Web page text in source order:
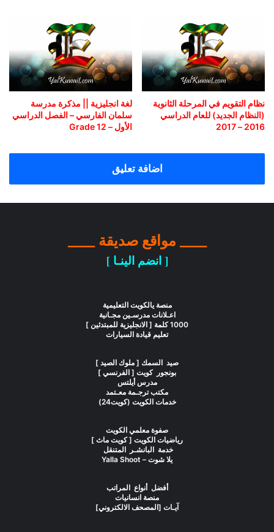
نظام التقويم في المرحلة الثانوية
(النظام الجديد) للعام الدراسي
2016 – 2017
لغة انجليزية || مذكرة مدرسة
سلمان الفارسي – الفصل الدراسي
الأول – Grade 12
اضافة تعليق
____ مواقع صديقة ____
[ انضم الينـا ]
منصة يالكويت التعليمية
اعـلانات مدرسـين مجـانية
1000 كلمة [ الانجليزية للمبتدئين ]
تعليم قيادة السيارات
صيد السمك [ ملوك الصيد ]
بونجور كويت [ الفرنسي ]
مدرس أيلتس
مكتب ترجـمة معـتمد
خدمات الكويت (كويت24)
صفوة معلمي الكويت
رياضيات الكويت [ كويت ماث ]
خدمة البانشـر المتنقل
يلا شوت – Yalla Shoot
أفضل أنواع المراتب
منصة انسانيات
آيـات [المصحف الالكتروني]